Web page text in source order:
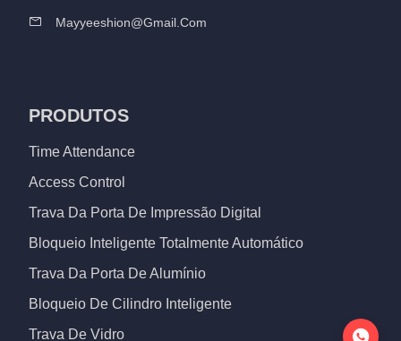
Mayyeeshion@gmail.com
PRODUTOS
Time Attendance
Access Control
Trava Da Porta De Impressão Digital
Bloqueio Inteligente Totalmente Automático
Trava Da Porta De Alumínio
Bloqueio De Cilindro Inteligente
Trava De Vidro